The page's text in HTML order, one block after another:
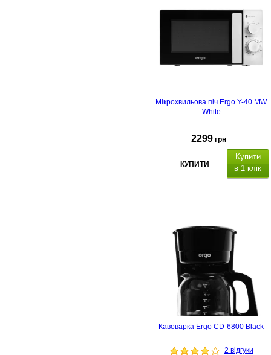
Мікрохвильова піч Ergo Y-40 MW
White
2299 грн
КУПИТИ
Купити
в 1 клік
Кавоварка Ergo CD-6800 Black
2 відгуки